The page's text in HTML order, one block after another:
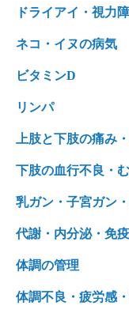
ドライアイ・視力
ネコ・イヌの病気
ビタミンD
リンパ
上肢と下肢の痛み
下肢の血行不良・
乳ガン・子宮ガン
代謝・内分泌・免
体調の管理
体調不良・疲労感